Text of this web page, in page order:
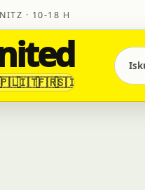
· 10-18 H
🇮🇹🇫🇷🇸🇮